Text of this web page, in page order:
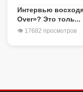
Интервью
Over»? Это толь...
👁 17682 просмотров